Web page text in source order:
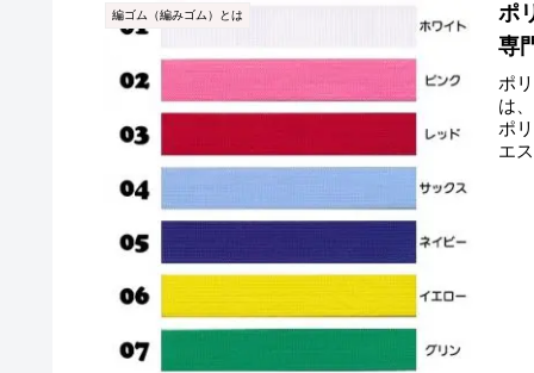
編ゴム（編みゴム）とは
ポ
専
ポ
は
ポ
エ